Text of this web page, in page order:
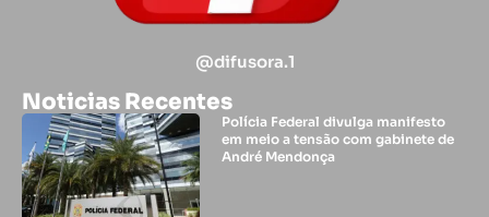
@difusora.1
Noticias Recentes
Polícia Federal divulga manifesto
em meio a tensão com gabinete de
André Mendonça